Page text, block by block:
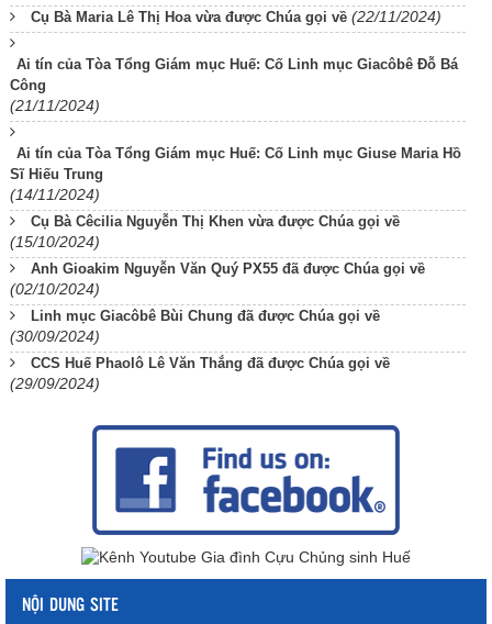
Cụ Bà Maria Lê Thị Hoa vừa được Chúa gọi về (22/11/2024)
Ai tín của Tòa Tổng Giám mục Huế: Cố Linh mục Giacôbê Đỗ Bá
Công
(21/11/2024)
Ai tín của Tòa Tổng Giám mục Huế: Cố Linh mục Giuse Maria Hồ
Sĩ Hiếu Trung
(14/11/2024)
Cụ Bà Cêcilia Nguyễn Thị Khen vừa được Chúa gọi về
(15/10/2024)
Anh Gioakim Nguyễn Văn Quý PX55 đã được Chúa gọi về
(02/10/2024)
Linh mục Giacôbê Bùi Chung đã được Chúa gọi về
(30/09/2024)
CCS Huế Phaolô Lê Văn Thắng đã được Chúa gọi về
(29/09/2024)
NỘI DUNG SITE